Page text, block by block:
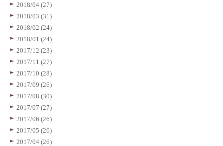
2018/04 (27)
2018/03 (31)
2018/02 (24)
2018/01 (24)
2017/12 (23)
2017/11 (27)
2017/10 (28)
2017/09 (26)
2017/08 (30)
2017/07 (27)
2017/06 (26)
2017/05 (26)
2017/04 (26)